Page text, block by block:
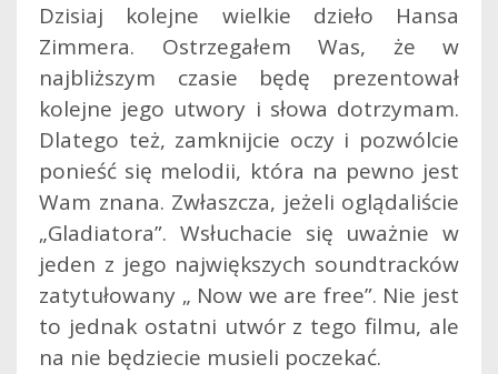
Dzisiaj kolejne wielkie dzieło Hansa
Zimmera. Ostrzegałem Was, że w
najbliższym czasie będę prezentował
kolejne jego utwory i słowa dotrzymam.
Dlatego też, zamknijcie oczy i pozwólcie
ponieść się melodii, która na pewno jest
Wam znana. Zwłaszcza, jeżeli oglądaliście
„Gladiatora”. Wsłuchacie się uważnie w
jeden z jego największych soundtracków
zatytułowany „ Now we are free”. Nie jest
to jednak ostatni utwór z tego filmu, ale
na nie będziecie musieli poczekać.